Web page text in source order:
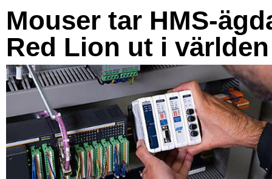
Mouser tar HMS-
Red Lion ut i världen